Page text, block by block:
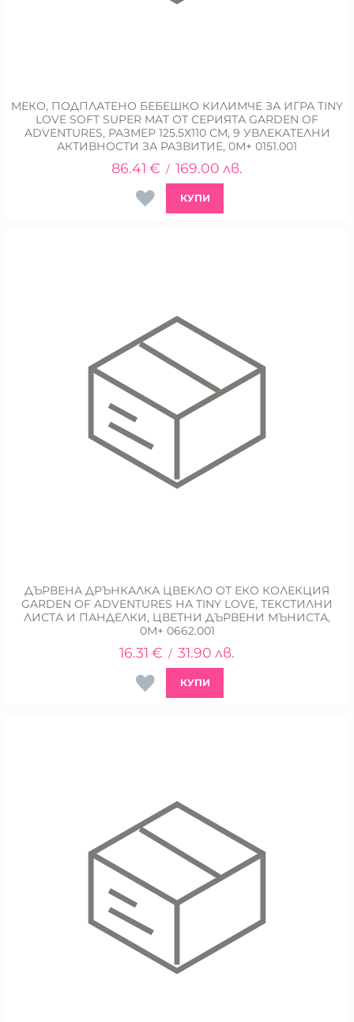
МЕКО, ПОДПЛАТЕНО БЕБЕШКО КИЛИМЧЕ ЗА ИГРА TINY
LOVE SOFT SUPER MAT ОТ СЕРИЯТА GARDEN OF
ADVENTURES, РАЗМЕР 125.5Х110 СМ, 9 УВЛЕКАТЕЛНИ
АКТИВНОСТИ ЗА РАЗВИТИЕ, 0М+ 0151.001
86.41 € / 169.00 лв.
КУПИ
ДЪРВЕНА ДРЪНКАЛКА ЦВЕКЛО ОТ ЕКО КОЛЕКЦИЯ
GARDEN OF ADVENTURES НА TINY LOVE, ТЕКСТИЛНИ
ЛИСТА И ПАНДЕЛКИ, ЦВЕТНИ ДЪРВЕНИ МЪНИСТА,
0М+ 0662.001
16.31 € / 31.90 лв.
КУПИ